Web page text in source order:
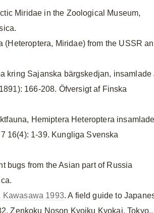
Miridae in the Zoological Museum,
(Heteroptera, Miridae) from the USSR
kring Sajanska bärgskedjan, insamlade
166-208. Öfversigt af Finska
Hemiptera Heteroptera insamlade
16(4): 1-39. Kungliga Svenska
bugs from the Asian part of Russia
Kawasawa 1993. A field guide to
Zenkoku Noson Kyoiku Kyokai, Tokyo..